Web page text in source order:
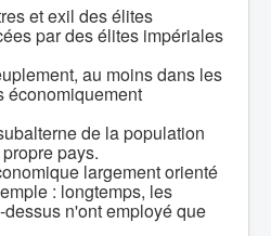
et exil des élites
par des élites impériales
au moins dans les
économiquement
de la population
pays.
largement orienté
: longtemps, les
n'ont employé que